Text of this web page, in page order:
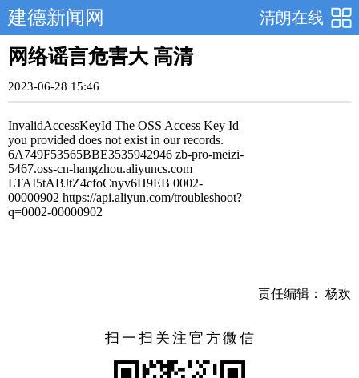
清朗在线
建德新闻网
网络谣言危害大 高清
2023-06-28 15:46
责任编辑： 杨欢
扫一扫关注官方微信